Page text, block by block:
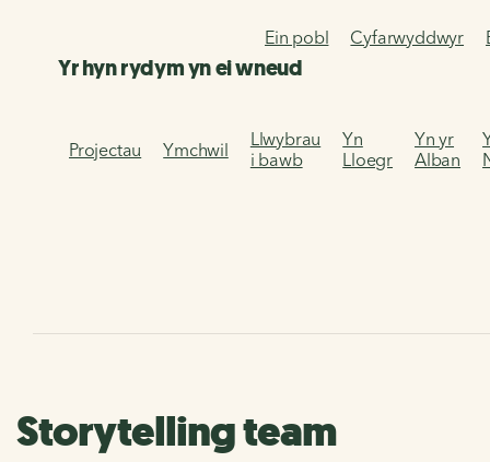
Ein pobl Cyfarwyddwyr
Yr hyn rydym yn ei wneud
Projectau Ymchwil
Llwybrau
i bawb
Yn
Lloegr
Yn yr
Alban
Storytelling team